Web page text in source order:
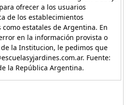
ofrecer a los usuarios
de los establecimientos
estatales de Argentina. En
en la información provista o
la Institucion, le pedimos que
Fuente:
la República Argentina.